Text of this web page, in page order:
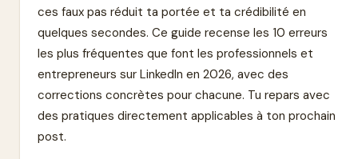
ces faux pas réduit ta portée et ta crédibilité en
quelques secondes. Ce guide recense les 10 erreurs
les plus fréquentes que font les professionnels et
entrepreneurs sur LinkedIn en 2026, avec des
corrections concrètes pour chacune. Tu repars avec
des pratiques directement applicables à ton prochain
post.